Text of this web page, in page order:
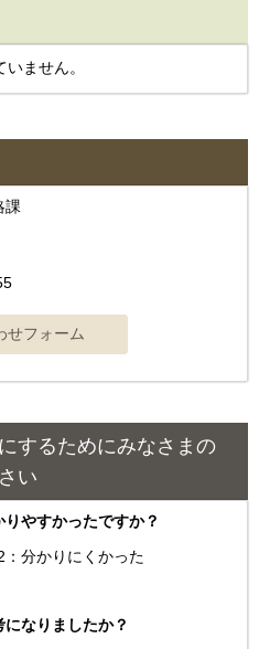
ません。
課
するためにみなさまの
い
やすかったですか？
：分かりにくかった
なりましたか？